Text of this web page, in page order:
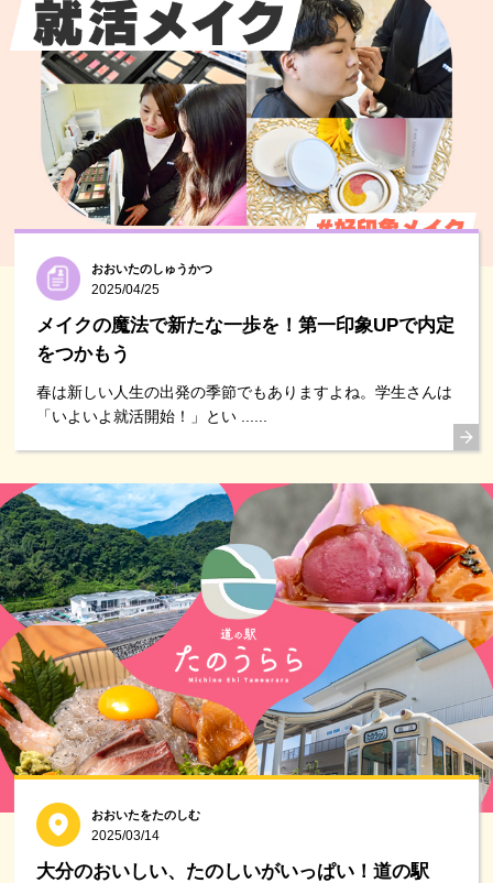
おおいたのしゅうかつ
2025/04/25
メイクの魔法で新たな一歩を！第一印象UPで内定
をつかもう
春は新しい人生の出発の季節でもありますよね。学生さんは
「いよいよ就活開始！」とい ......
おおいたをたのしむ
2025/03/14
大分のおいしい、たのしいがいっぱい！道の駅